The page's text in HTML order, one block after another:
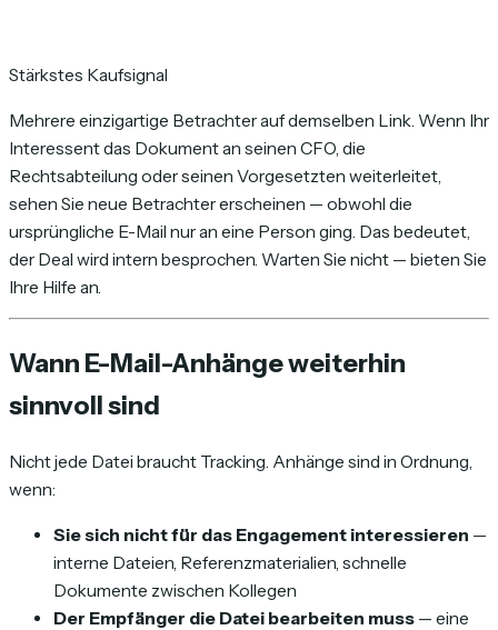
Stärkstes Kaufsignal
Mehrere einzigartige Betrachter auf demselben Link. Wenn Ihr
Interessent das Dokument an seinen CFO, die
Rechtsabteilung oder seinen Vorgesetzten weiterleitet,
sehen Sie neue Betrachter erscheinen — obwohl die
ursprüngliche E-Mail nur an eine Person ging. Das bedeutet,
der Deal wird intern besprochen. Warten Sie nicht — bieten Sie
Ihre Hilfe an.
Wann E-Mail-Anhänge weiterhin
sinnvoll sind
Nicht jede Datei braucht Tracking. Anhänge sind in Ordnung,
wenn:
Sie sich nicht für das Engagement interessieren —
interne Dateien, Referenzmaterialien, schnelle
Dokumente zwischen Kollegen
Der Empfänger die Datei bearbeiten muss — eine